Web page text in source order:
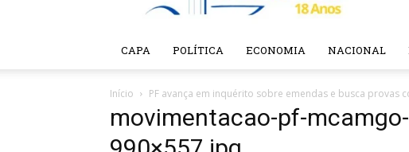
CAPA POLÍTICA ECONOMIA NACIONAL
Início PF avança em inquérito sobre emendas e busca provas
movimentacao-pf-